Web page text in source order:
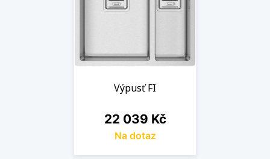
Výpusť FI
Cena
22 039 Kč
Na dotaz